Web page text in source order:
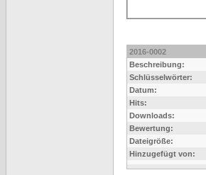
2016-0002
Beschreibung:
Schlüsselwörter:
Datum:
Hits:
Downloads:
Bewertung:
Dateigröße:
Hinzugefügt von: